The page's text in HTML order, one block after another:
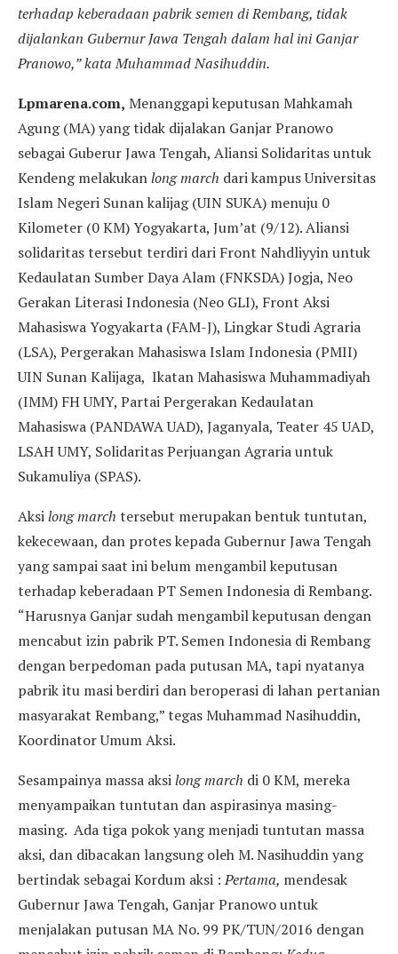
terhadap keberadaan pabrik semen di Rembang, tidak
dijalankan Gubernur Jawa Tengah dalam hal ini Ganjar
Pranowo,”kataMuhammad Nasihuddin.
Lpmarena.com, Menanggapi keputusan Mahkamah
Agung (MA) yang tidak dijalakan Ganjar Pranowo
sebagai Guberur Jawa Tengah, Aliansi Solidaritas untuk
Kendeng melakukanlong march dari kampus Universitas
Islam Negeri Sunan kalijag (UIN SUKA) menuju 0
Kilometer (0 KM) Yogyakarta, Jum’at (9/12). Aliansi
solidaritas tersebut terdiri dari Front Nahdliyyin untuk
Kedaulatan Sumber Daya Alam (FNKSDA) Jogja, Neo
Gerakan Literasi Indonesia (Neo GLI), Front Aksi
Mahasiswa Yogyakarta (FAM-J), Lingkar Studi Agraria
(LSA), Pergerakan Mahasiswa Islam Indonesia (PMII)
UIN Sunan Kalijaga, Ikatan Mahasiswa Muhammadiyah
(IMM) FH UMY, Partai Pergerakan Kedaulatan
Mahasiswa (PANDAWA UAD), Jaganyala, Teater 45 UAD,
LSAH UMY, Solidaritas Perjuangan Agraria untuk
Sukamuliya (SPAS).
Aksilong march tersebut merupakan bentuk tuntutan,
kekecewaan, dan protes kepada Gubernur Jawa Tengah
yang sampai saat ini belum mengambil keputusan
terhadap keberadaan PT Semen Indonesia di Rembang.
“Harusnya Ganjar sudah mengambil keputusan dengan
mencabut izin pabrik PT. Semen Indonesia di Rembang
dengan berpedoman pada putusan MA, tapi nyatanya
pabrik itu masi berdiri dan beroperasi di lahan pertanian
masyarakat Rembang,” tegas Muhammad Nasihuddin,
Koordinator Umum Aksi.
Sesampainya massa aksilong march di 0 KM, mereka
menyampaikan tuntutan dan aspirasinya masing-
masing. Ada tiga pokok yang menjadi tuntutan massa
aksi, dan dibacakan langsung oleh M. Nasihuddin yang
bertindak sebagai Kordum aksi :Pertama, mendesak
Gubernur Jawa Tengah, Ganjar Pranowo untuk
menjalakan putusan MA No. 99 PK/TUN/2016 dengan